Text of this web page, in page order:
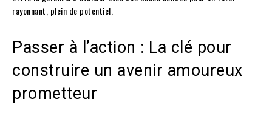
rayonnant, plein de potentiel.
Passer à l’action : La clé pour
construire un avenir amoureux
prometteur